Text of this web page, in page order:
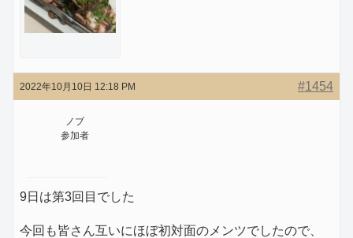
2022年10月10日 12:18 PM #1454
ノブ
参加者
9日は第3回目でした
今回も皆さん互いにほぼ初対面のメンツでしたので、